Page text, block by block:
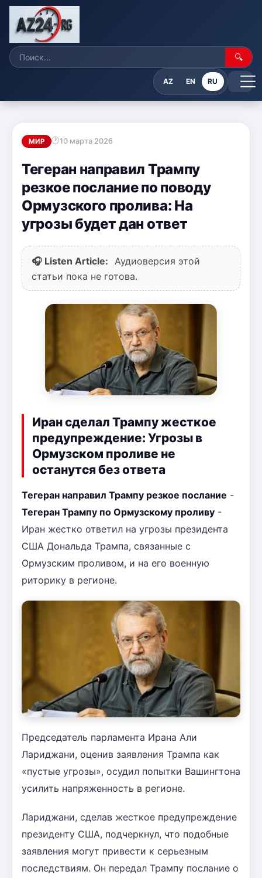
🔍
AZ EN RU
МИР 10 марта 2026
Тегеран направил Трампу
резкое послание по поводу
Ормузского пролива: На
угрозы будет дан ответ
🎧 Listen Article:
Аудиоверсия этой
статьи пока не готова.
Иран сделал Трампу жесткое
предупреждение: Угрозы в
Ормузском проливе не
останутся без ответа
Тегеран направил Трампу резкое послание -
Тегеран Трампу по Ормузскому проливу -
Иран жестко ответил на угрозы президента
США Дональда Трампа, связанные с
Ормузским проливом, и на его военную
риторику в регионе.
Председатель парламента Ирана Али
Лариджани, оценив заявления Трампа как
«пустые угрозы», осудил попытки Вашингтона
усилить напряженность в регионе.
Лариджани, сделав жесткое предупреждение
президенту США, подчеркнул, что подобные
заявления могут привести к серьезным
последствиям. Он передал Трампу послание о